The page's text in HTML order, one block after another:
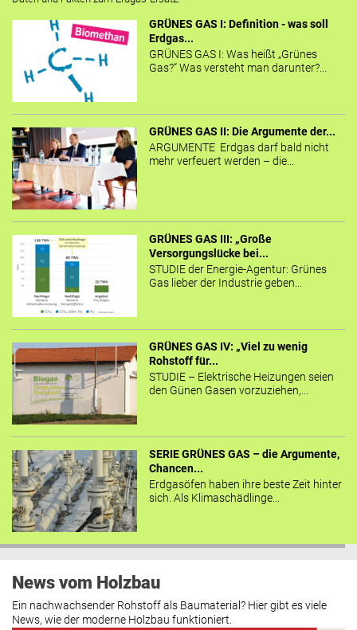
GRÜNES GAS I: Definition - was soll
Erdgas...
GRÜNES GAS I: Was heißt „Grünes
Gas?“ Was versteht man darunter?...
GRÜNES GAS II: Die Argumente der...
ARGUMENTE Erdgas darf bald nicht
mehr verfeuert werden – die...
GRÜNES GAS III: „Große
Versorgungslücke bei...
STUDIE der Energie-Agentur: Grünes
Gas lieber der Industrie geben...
GRÜNES GAS IV: „Viel zu wenig
Rohstoff für...
STUDIE – Elektrische Heizungen seien
den Günen Gasen vorzuziehen,...
SERIE GRÜNES GAS – die Argumente,
Chancen...
Erdgasöfen haben ihre beste Zeit hinter
sich. Als Klimaschädlinge...
News vom Holzbau
Ein nachwachsender Rohstoff als Baumaterial? Hier gibt es viele
News, wie der moderne Holzbau funktioniert.